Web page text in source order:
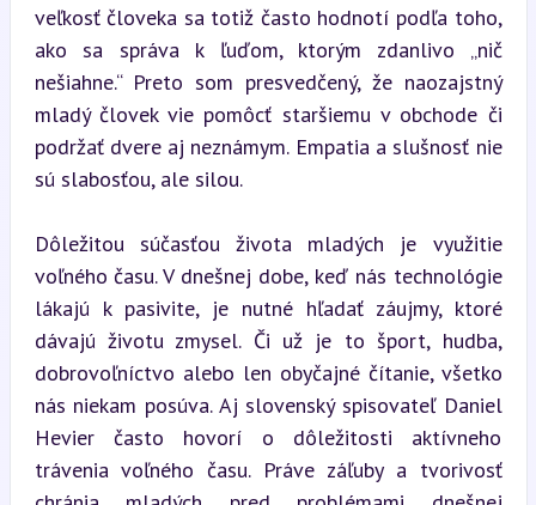
veľkosť človeka sa totiž často hodnotí podľa toho,
ako sa správa k ľuďom, ktorým zdanlivo „nič
nešiahne.“ Preto som presvedčený, že naozajstný
mladý človek vie pomôcť staršiemu v obchode či
podržať dvere aj neznámym. Empatia a slušnosť nie
sú slabosťou, ale silou.
Dôležitou súčasťou života mladých je využitie
voľného času. V dnešnej dobe, keď nás technológie
lákajú k pasivite, je nutné hľadať záujmy, ktoré
dávajú životu zmysel. Či už je to šport, hudba,
dobrovoľníctvo alebo len obyčajné čítanie, všetko
nás niekam posúva. Aj slovenský spisovateľ Daniel
Hevier často hovorí o dôležitosti aktívneho
trávenia voľného času. Práve záľuby a tvorivosť